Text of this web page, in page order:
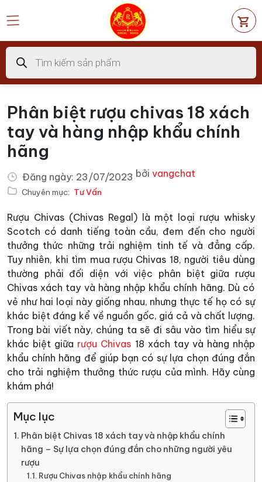
đến
dung
Tìm
kiếm
sản
phẩm
Phân biệt rượu chivas 18 xách
tay và hàng nhập khẩu chính
hãng
Đăng ngày: 23/07/2023 bởi vangchat
Chuyên mục: Tư Vấn
Rượu Chivas (Chivas Regal) là một loại rượu whisky
Scotch có danh tiếng toàn cầu, đem đến cho người
thưởng thức những trải nghiệm tinh tế và đẳng cấp.
Tuy nhiên, khi tìm mua rượu Chivas 18, người tiêu dùng
thường phải đối diện với việc phân biệt giữa rượu
Chivas xách tay và hàng nhập khẩu chính hãng. Dù có
vẻ như hai loại này giống nhau, nhưng thực tế họ có sự
khác biệt đáng kể về nguồn gốc, giá cả và chất lượng.
Trong bài viết này, chúng ta sẽ đi sâu vào tìm hiểu sự
khác biệt giữa rượu Chivas 18 xách tay và hàng nhập
khẩu chính hãng để giúp bạn có sự lựa chọn đúng đắn
cho trải nghiệm thưởng thức rượu của mình. Hãy cùng
khám phá!
Mục lục
Phân biệt Chivas 18 xách tay và nhập khẩu chính
hãng – Sự lựa chọn đúng đắn cho những người yêu
rượu
Rượu Chivas nhập khẩu chính hãng